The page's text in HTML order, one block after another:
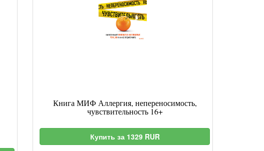
Книга МИФ Аллергия, непереносимость,
чувствительность 16+
Купить за 1329 RUR